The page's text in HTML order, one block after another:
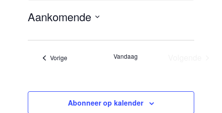
Aankomende
een
Vorige Vandaag
Abonneer op kalender